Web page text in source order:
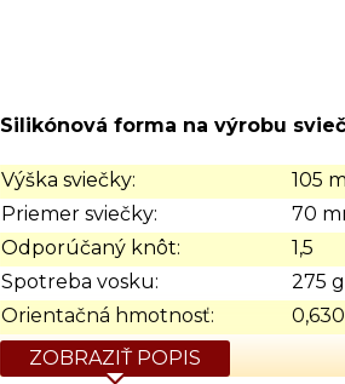
Silikónová forma na výrobu
Výška sviečky:
105
Priemer sviečky:
70
Odporúčaný knôt:
1,5
Spotreba vosku:
275 g
Orientačná hmotnosť:
ZOBRAZIŤ POPIS